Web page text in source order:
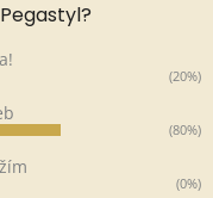
(20%)
(80%)
(0%)